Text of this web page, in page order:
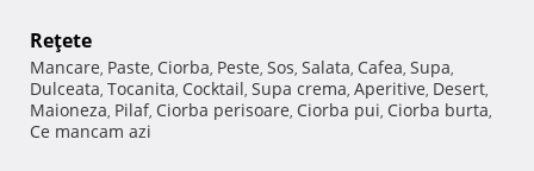
Reţete
Mancare, Paste, Ciorba, Peste, Sos, Salata, Cafea, Supa,
Dulceata, Tocanita, Cocktail, Supa crema, Aperitive, Desert,
Maioneza, Pilaf, Ciorba perisoare, Ciorba pui, Ciorba burta,
Ce mancam azi